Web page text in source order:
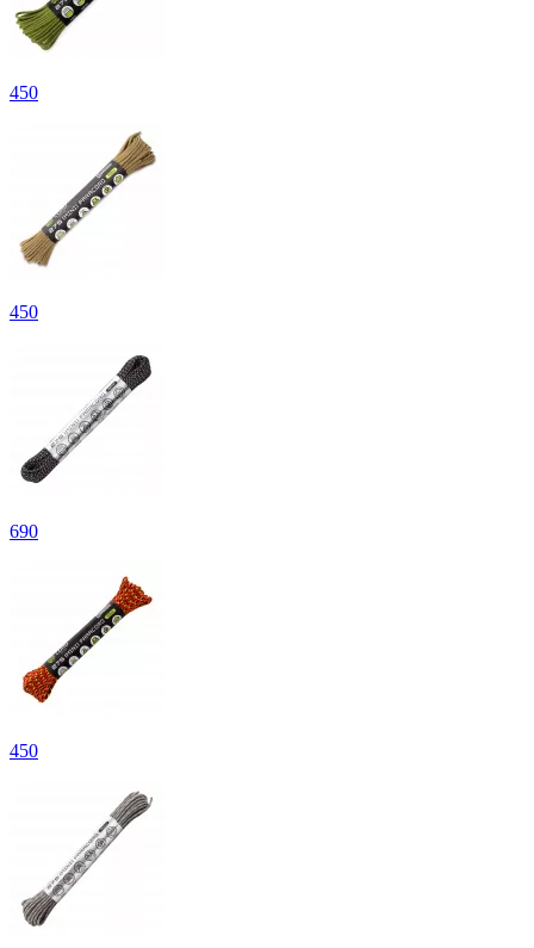
450
450
690
450